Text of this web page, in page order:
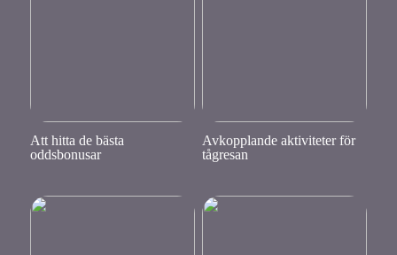
Att hitta de bästa
oddsbonusar
Avkopplande aktiviteter för
tågresan